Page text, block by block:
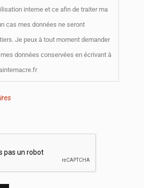
interne et ce afin de traiter ma
cas mes données ne seront
Je peux à tout moment demander
données conservées en écrivant à